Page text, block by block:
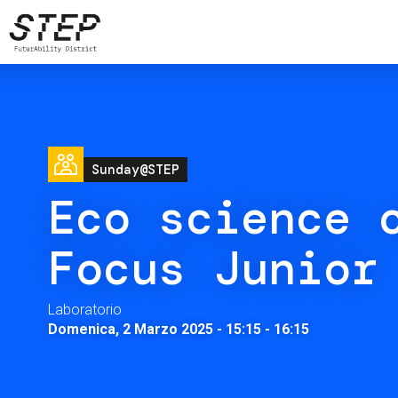
Salta
al
contenuto
Image
Sunday@STEP
Eco science
Focus Junior
Laboratorio
Domenica, 2 Marzo 2025 - 15:15- 16:15